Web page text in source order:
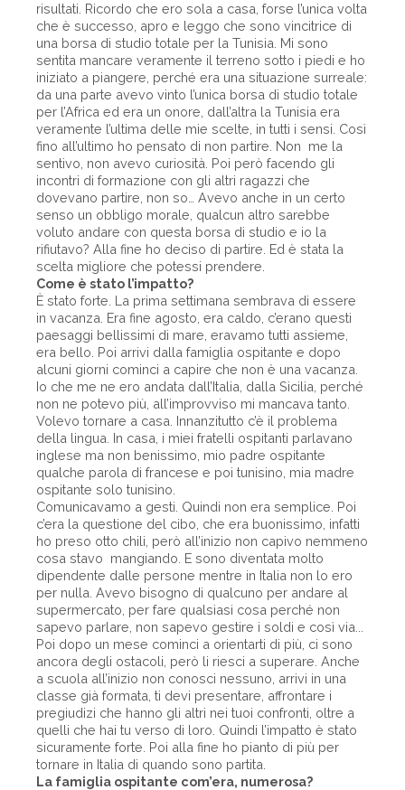
risultati. Ricordo che ero sola a casa, forse l’unica volta
che è successo, apro e leggo che sono vincitrice di
una borsa di studio totale per la Tunisia. Mi sono
sentita mancare veramente il terreno sotto i piedi e ho
iniziato a piangere, perché era una situazione surreale:
da una parte avevo vinto l’unica borsa di studio totale
per l’Africa ed era un onore, dall’altra la Tunisia era
veramente l’ultima delle mie scelte, in tutti i sensi. Così
fino all’ultimo ho pensato di non partire. Non me la
sentivo, non avevo curiosità. Poi però facendo gli
incontri di formazione con gli altri ragazzi che
dovevano partire, non so… Avevo anche in un certo
senso un obbligo morale, qualcun altro sarebbe
voluto andare con questa borsa di studio e io la
rifiutavo? Alla fine ho deciso di partire. Ed è stata la
scelta migliore che potessi prendere.
Come è stato l’impatto?
È stato forte. La prima settimana sembrava di essere
in vacanza. Era fine agosto, era caldo, c’erano questi
paesaggi bellissimi di mare, eravamo tutti assieme,
era bello. Poi arrivi dalla famiglia ospitante e dopo
alcuni giorni cominci a capire che non è una vacanza.
Io che me ne ero andata dall’Italia, dalla Sicilia, perché
non ne potevo più, all’improvviso mi mancava tanto.
Volevo tornare a casa. Innanzitutto c’è il problema
della lingua. In casa, i miei fratelli ospitanti parlavano
inglese ma non benissimo, mio padre ospitante
qualche parola di francese e poi tunisino, mia madre
ospitante solo tunisino.
Comunicavamo a gesti. Quindi non era semplice. Poi
c’era la questione del cibo, che era buonissimo, infatti
ho preso otto chili, però all’inizio non capivo nemmeno
cosa stavo mangiando. E sono diventata molto
dipendente dalle persone mentre in Italia non lo ero
per nulla. Avevo bisogno di qualcuno per andare al
supermercato, per fare qualsiasi cosa perché non
sapevo parlare, non sapevo gestire i soldi e così via...
Poi dopo un mese cominci a orientarti di più, ci sono
ancora degli ostacoli, però li riesci a superare. Anche
a scuola all’inizio non conosci nessuno, arrivi in una
classe già formata, ti devi presentare, affrontare i
pregiudizi che hanno gli altri nei tuoi confronti, oltre a
quelli che hai tu verso di loro. Quindi l’impatto è stato
sicuramente forte. Poi alla fine ho pianto di più per
tornare in Italia di quando sono partita.
La famiglia ospitante com’era, numerosa?